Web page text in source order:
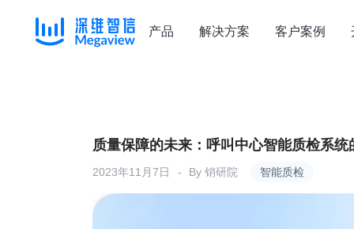
产品 解决方案 客户案例
智能质检
质量保障的未来：呼叫中心智能质检系统
2023年11月7日 By 销研院